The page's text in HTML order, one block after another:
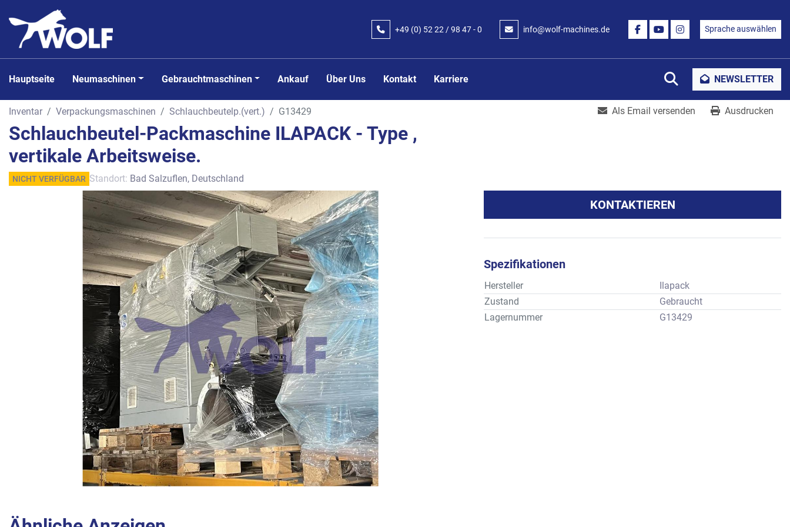
+49 (0) 52 22 / 98 47 - 0 info@wolf-machines.de
FACEBOOK
YOUTUBEINSTAGRAM
Sprache auswählen
Hauptseite Neumaschinen Gebrauchtmaschinen Ankauf Über Uns Kontakt Karriere SucheNEWSLETTER
Inventar Verpackungsmaschinen Schlauchbeutelp.(vert.) G13429 Als Email versenden Ausdrucken
Schlauchbeutel-Packmaschine ILAPACK - Type ,
vertikale Arbeitsweise.
NICHT VERFÜGBAR Standort: Bad Salzuflen, Deutschland
KONTAKTIEREN
Spezifikationen
Hersteller
Ilapack
Zustand
Gebraucht
Lagernummer
G13429